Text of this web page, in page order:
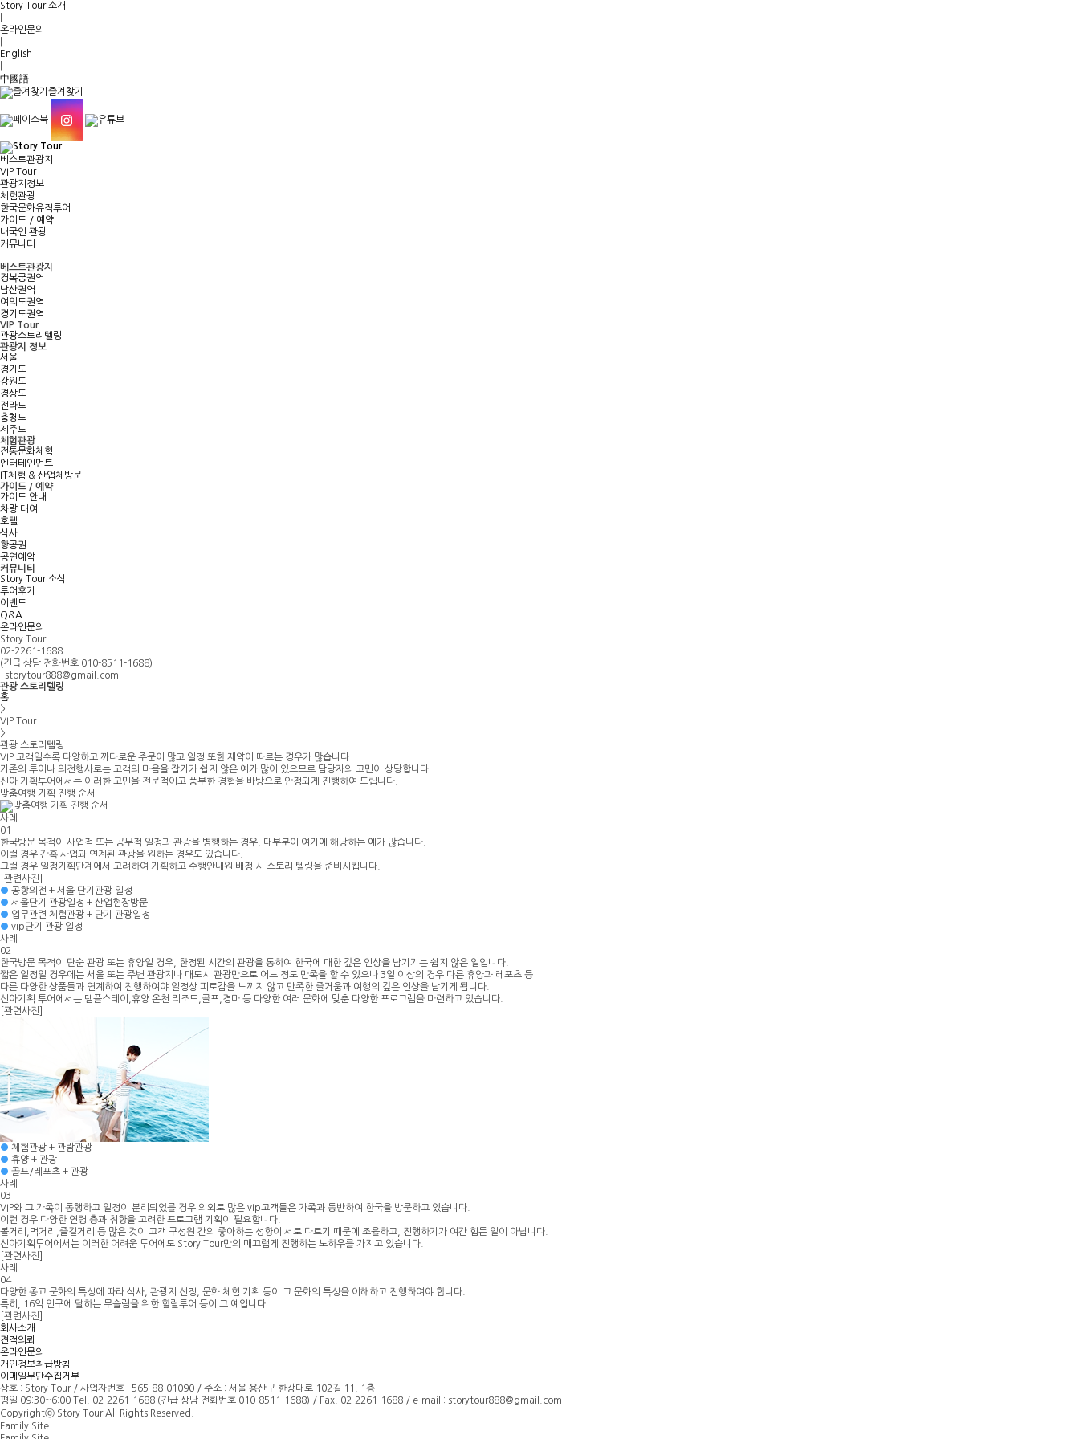
Story Tour 소개
온라인문의
English
中國語
즐겨찾기
베스트관광지
VIP Tour
관광지정보
체험관광
한국문화유적투어
가이드 / 예약
내국인 관광
커뮤니티
베스트관광지
경복궁권역
남산권역
여의도권역
경기도권역
VIP Tour
관광스토리텔링
관광지 정보
서울
경기도
강원도
경상도
전라도
충청도
제주도
체험관광
전통문화체험
엔터테인먼트
IT체험 & 산업체방문
가이드 / 예약
가이드 안내
차량 대여
호텔
식사
항공권
공연예약
커뮤니티
Story Tour 소식
투어후기
이벤트
Q&A
온라인문의
Story Tour
02-2261-1688
(긴급 상담 전화번호 010-8511-1688)
storytour888@gmail.com
관광 스토리텔링
홈
>
VIP Tour
>
관광 스토리텔링
VIP 고객일수록 다양하고 까다로운 주문이 많고 일정 또한 제약이 따르는 경우가 많습니다.
기존의 투어나 의전행사로는 고객의 마음을 잡기가 쉽지 않은 예가 많이 있으므로 담당자의 고민이 상당합니다.
신아 기획투어에서는 이러한 고민을 전문적이고 풍부한 경험을 바탕으로 안정되게 진행하여 드립니다.
맞춤여행 기획 진행 순서
사례
01
한국방문 목적이 사업적 또는 공무적 일정과 관광을 병행하는 경우, 대부분이 여기에 해당하는 예가 많습니다.
이럴 경우 간혹 사업과 연계된 관광을 원하는 경우도 있습니다.
그럴 경우 일정기획단계에서 고려하여 기획하고 수행안내원 배정 시 스토리 텔링을 준비 시킵니다.
[관련사진]
● 공항의전 + 서울 단기관광 일정
● 서울단기 관광일정 + 산업현장방문
● 업무관련 체험관광 + 단기 관광일정
● vip단기 관광 일정
사례
02
한국방문 목적이 단순 관광 또는 휴양일 경우, 한정된 시간의 관광을 통하여 한국에 대한 깊은 인상을 남기기는 쉽지 않은 일입니다.
짧은 일정일 경우에는 서울 또는 주변 관광지나 대도시 관광만으로 어느 정도 만족을 할 수 있으나 3일 이상의 경우 다른 휴양과 레포츠 등
다른 다양한 상품들과 연계하여 진행하여야 일정상 피로감을 느끼지 않고 만족한 즐거움과 여행의 깊은 인상을 남기게 됩니다.
신아기획 투어에서는 템플스테이,휴양 온천 리조트,골프,경마 등 다양한 여러 문화에 맞춘 다양한 프로그램을 마련하고 있습니다.
[관련사진]
● 체험관광 + 관람관광
● 휴양 + 관광
● 골프/레포츠 + 관광
사례
03
VIP와 그 가족이 동행하고 일정이 분리되었를 경우 의외로 많은 vip고객들은 가족과 동반하여 한국을 방문하고 있습니다.
이런 경우 다양한 연령 층과 취향을 고려한 프로그램 기획이 필요합니다.
볼거리,먹거리,즐길거리 등 많은 것이 고객 구성원 간의 좋아하는 성향이 서로 다르기 때문에 조율하고, 진행하기가 여간 힘든 일이 아닙니다.
신아기획투어에서는 이러한 어려운 투어에도 Story Tour만의 매끄럽게 진행하는 노하우를 가지고 있습니다.
[관련사진]
사례
04
다양한 종교 문화의 특성에 따라 식사, 관광지 선정, 문화 체험 기획 등이 그 문화의 특성을 이해하고 진행하여야 합니다.
특히, 16억 인구에 달하는 무슬림을 위한 할랄투어 등이 그 예입니다.
[관련사진]
회사소개
견적의뢰
온라인문의
개인정보취급방침
이메일무단수집거부
상호 : Story Tour/ 사업자번호 : 565-88-01090 / 주소 : 서울 용산구 한강대로 102길 11, 1층
평일 09:30~6:00 Tel. 02-2261-1688 (긴급 상담 전화번호 010-8511-1688) / Fax. 02-2261-1688 / e-mail : storytour888@gmail.com
Copyrightⓒ Story Tour All Rights Reserved.
Family Site